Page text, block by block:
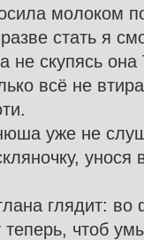
молоком
стать я
не скупясь она
всё не
уже не
глядит: во
теперь, чтоб